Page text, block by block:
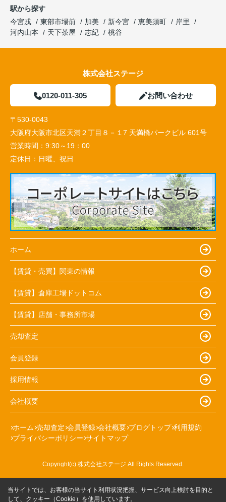
駅から探す
今宮戎
東部市場前 加美 新今宮 恵美須町
岸里
河内山本
天下茶屋 志紀 桃谷
株式会社ステージ
0120-011-305 お問い合わせ
〒530-0043
大阪府大阪市北区天満２丁目８－１7 天満橋パークビル 601号
営業時間： 9:30～19：00
定休日： 日曜、祝日
ホーム
【賃貸・売買】関東の情報
【賃貸】倉庫工場ドットコム
【賃貸】店舗・事務所市場
売却査定
会員登録
採用情報
会社概要
ホーム 売却査定 会員登録 会社概要 ブログトップ 利用規約
プライバシーポリシー サイトマップ
Copyright(c) 株式会社ステージ All Rights Reserved.
当サイトでは、お客様の当サイト利用状況把握、サービス向上検討を目的と
して、クッキー（Cookie）を使用しています。